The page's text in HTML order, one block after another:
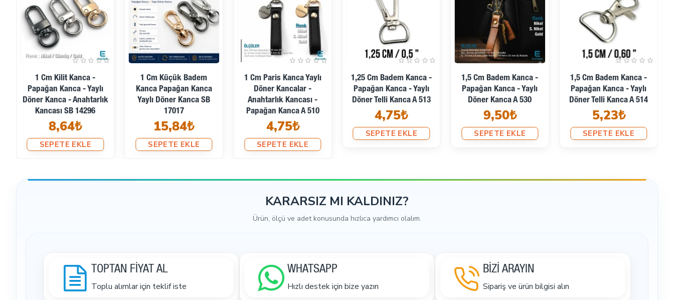
1 Cm Kilit Kanca -
Papağan Kanca - Yaylı
Döner Kanca - Anahtarlık
Kancası SB 14296
8,64₺
SEPETE EKLE
1 Cm Küçük Badem
Kanca Papağan Kanca
Yaylı Döner Kanca SB
17017
15,84₺
SEPETE EKLE
1 Cm Paris Kanca Yaylı
Döner Kancalar -
Anahtarlık Kancası -
Papağan Kanca A 510
4,75₺
SEPETE EKLE
1,25 Cm Badem Kanca -
Papağan Kanca - Yaylı
Döner Telli Kanca A 513
4,75₺
SEPETE EKLE
1,5 Cm Badem Kanca -
Papağan Kanca - Yaylı
Döner Kanca A 530
9,50₺
SEPETE EKLE
1,5 Cm Badem Kanca -
Papağan Kanca - Yaylı
Döner Telli Kanca A 514
5,23₺
SEPETE EKLE
KARARSIZ MI KALDINIZ?
Ürün, ölçü ve adet konusunda hızlıca yardımcı olalım.
TOPTAN FİYAT AL
Toplu alımlar için teklif iste
WHATSAPP
Hızlı destek için bize yazın
BİZİ ARAYIN
Sipariş ve ürün bilgisi alın